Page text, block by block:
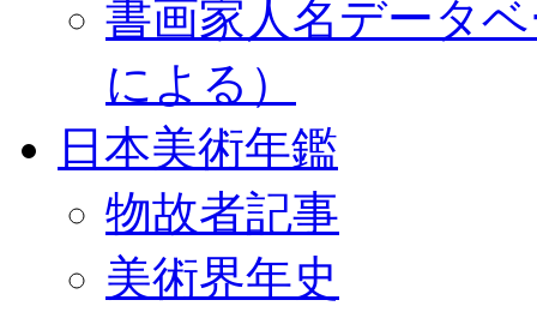
書画家人名データ
による）
日本美術年鑑
物故者記事
美術界年史